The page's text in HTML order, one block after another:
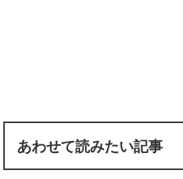
あわせて読みたい記事